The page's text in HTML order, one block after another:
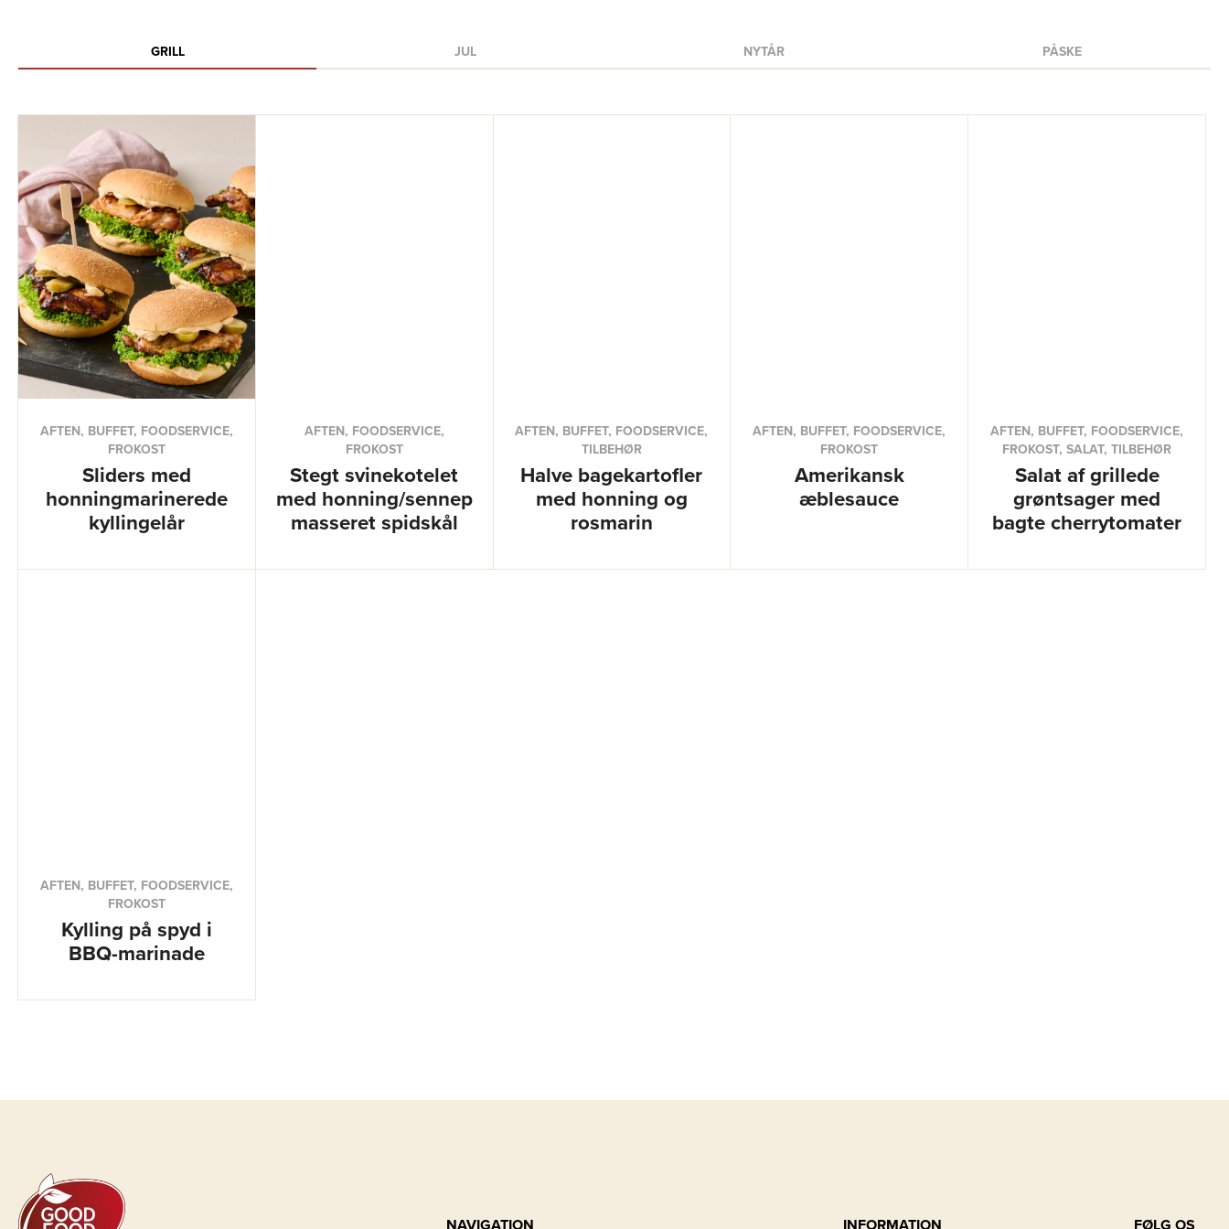
GRILL JUL NYTÅR PÅSKE
AFTEN, BUFFET, FOODSERVICE,
FROKOST
Sliders med
honningmarinerede
kyllingelår
AFTEN, FOODSERVICE,
FROKOST
Stegt svinekotelet
med honning/sennep
masseret spidskål
AFTEN, BUFFET, FOODSERVICE,
TILBEHØR
Halve bagekartofler
med honning og
rosmarin
AFTEN, BUFFET, FOODSERVICE,
FROKOST
Amerikansk
æblesauce
AFTEN, BUFFET, FOODSERVICE,
FROKOST, SALAT, TILBEHØR
Salat af grillede
grøntsager med
bagte cherrytomater
AFTEN, BUFFET, FOODSERVICE,
FROKOST
Kylling på spyd i
BBQ-marinade